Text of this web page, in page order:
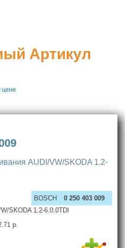
Артикул
цене
AUDI/VW/SKODA 1.2-
BOSCH
0 250 403 009
SKODA 1.2-6.0.0TDI
р.